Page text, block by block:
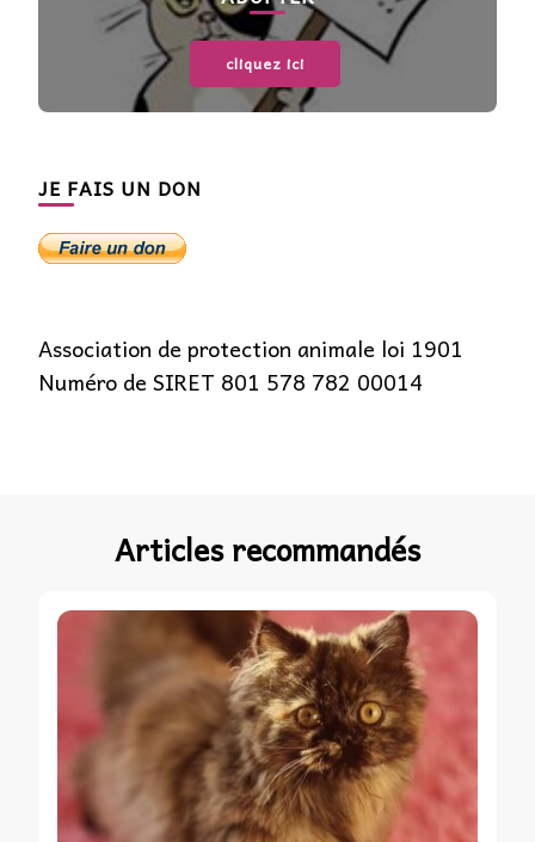
cliquez ici
JE FAIS UN DON
Association de protection animale loi 1901
Numéro de SIRET 801 578 782 00014
Articles recommandés